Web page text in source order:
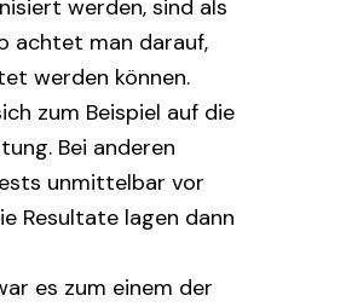
werden, sind als
achtet man darauf,
werden können.
zum Beispiel auf die
Bei anderen
unmittelbar vor
Resultate lagen dann
es zum einem der